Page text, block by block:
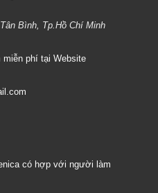
Bình, Tp.Hồ Chí Minh
phí tại Website
có hợp với người làm